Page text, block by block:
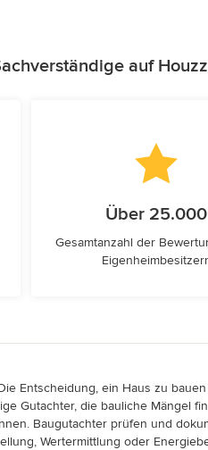
auf
Über 25.000
Gesamtanzahl der
Entscheidung, ein Haus zu
Gutachter, die bauliche Mängel
Baugutachter prüfen und
Wertermittlung oder